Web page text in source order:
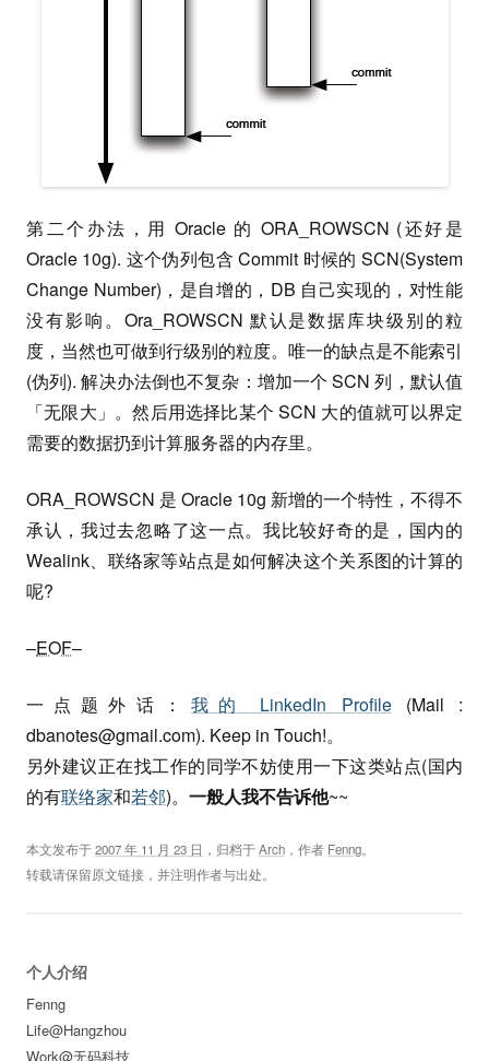
第二个办法，用 Oracle 的 ORA_ROWSCN (还好是
Oracle 10g). 这个伪列包含 Commit 时候的 SCN(System
Change Number)，是自增的，DB 自己实现的，对性能
没有影响。Ora_ROWSCN 默认是数据库块级别的粒
度，当然也可做到行级别的粒度。唯一的缺点是不能索引
(伪列). 解决办法倒也不复杂：增加一个 SCN 列，默认值
「无限大」。然后用选择比某个 SCN 大的值就可以界定
需要的数据扔到计算服务器的内存里。
ORA_ROWSCN 是 Oracle 10g 新增的一个特性，不得不
承认，我过去忽略了这一点。我比较好奇的是，国内的
Wealink、联络家等站点是如何解决这个关系图的计算的
呢?
–EOF–
一点题外话： 我的 LinkedIn Profile(Mail :
dbanotes@gmail.com). Keep in Touch!。
另外建议正在找工作的同学不妨使用一下这类站点(国内
的有联络家和若邻)。 一般人我不告诉他~~
本文发布于2007 年 11 月 23 日 ，归档于Arch ，作者 Fenng。
转载请保留原文链接，并注明作者与出处。
个人介绍
Fenng
Life@Hangzhou
Work@无码科技